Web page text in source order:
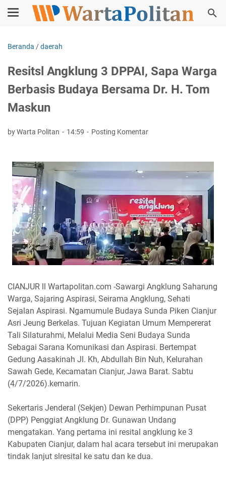
Beranda /daerah
Resitsl Angklung 3 DPPAI, Sapa Warga
Berbasis Budaya Bersama Dr. H. Tom
Maskun
by Warta Politan 14:59 Posting Komentar
CIANJUR ll Wartapolitan.com -Sawargi Angklung Saharung
Warga, Sajaring Aspirasi, Seirama Angklung, Sehati
Sejalan Aspirasi. Ngamumule Budaya Sunda Piken Cianjur
Asri Jeung Berkelas. Tujuan Kegiatan Umum Mempererat
Tali Silaturahmi, Melalui Media Seni Budaya Sunda
Sebagai Sarana Komunikasi dan Aspirasi. Bertempat
Gedung Aasakinah Jl. Kh, Abdullah Bin Nuh, Kelurahan
Sawah Gede, Kecamatan Cianjur, Jawa Barat. Sabtu
(4/7/2026).kemarin.
Sekertaris Jenderal (Sekjen) Dewan Perhimpunan Pusat
(DPP) Penggiat Angklung Dr. Gunawan Undang
mengatakan. Yang pertama ini resital angklung ke 3
Kabupaten Cianjur, dalam hal acara tersebut ini merupakan
tindak lanjut slresital ke satu dan ke dua.